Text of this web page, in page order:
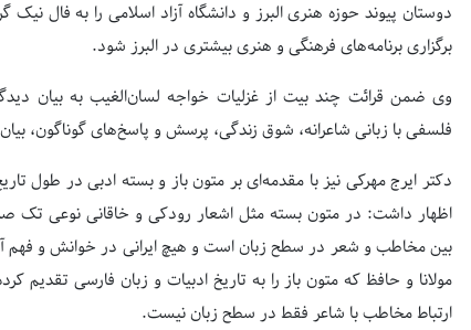
دوستان پیوند حوزه هنری البرز و دانشگاه آزاد اسلامی را به فال
برگزاری برنامه‌های فرهنگی و هنری بیشتری در البرز شود.
وی ضمن قرائت چند بیت از غزلیات خواجه لسان‌الغیب به بیان
فلسفی با زبانی شاعرانه، شوق زندگی، پرسش و پاسخ‌های گوناگون،
دکتر ایرج مهرکی نیز با مقدمه‌ای بر متون باز و بسته ادبی در طول
اظهار داشت: در متون بسته مثل اشعار رودکی و خاقانی نوعی تک
بین مخاطب و شعر در سطح زبان است و هیچ ایرانی در خوانش و فهم
مولانا و حافظ که متون باز را به تاریخ ادبیات و زبان فارسی تقدیم
ارتباط مخاطب با شاعر فقط در سطح زبان نیست.